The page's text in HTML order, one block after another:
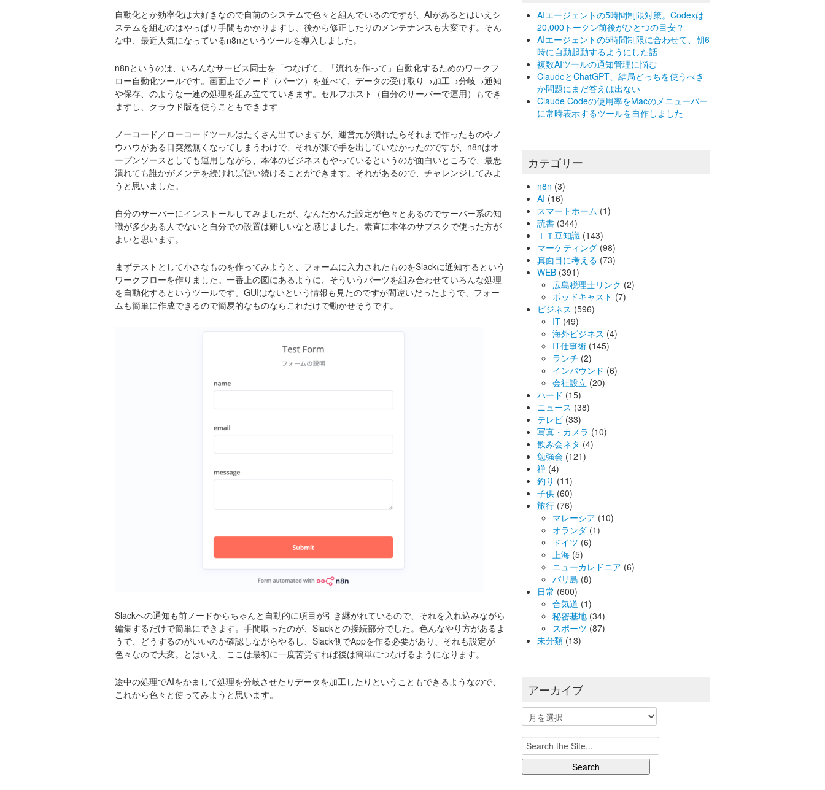
自動化とか効率化は大好きなので自前のシステムで色々と組んでいるのですが、AIがあるとはいえシ
ステムを組むのはやっぱり手間もかかりますし、後から修正したりのメンテナンスも大変です。そん
な中、最近人気になっているn8nというツールを導入しました。
n8nというのは、いろんなサービス同士を「つなげて」「流れを作って」自動化するためのワークフ
ロー自動化ツールです。画面上でノード（パーツ）を並べて、データの受け取り→加工→分岐→通知
や保存、のような一連の処理を組み立てていきます。セルフホスト（自分のサーバーで運用）もでき
ますし、クラウド版を使うこともできます
ノーコード／ローコードツールはたくさん出ていますが、運営元が潰れたらそれまで作ったものやノ
ウハウがある日突然無くなってしまうわけで、それが嫌で手を出していなかったのですが、n8nはオ
ープンソースとしても運用しながら、本体のビジネスもやっているというのが面白いところで、最悪
潰れても誰かがメンテを続ければ使い続けることができます。それがあるので、チャレンジしてみよ
うと思いました。
自分のサーバーにインストールしてみましたが、なんだかんだ設定が色々とあるのでサーバー系の知
識が多少ある人でないと自分での設置は難しいなと感じました。素直に本体のサブスクで使った方が
よいと思います。
まずテストとして小さなものを作ってみようと、フォームに入力されたものをSlackに通知するという
ワークフローを作りました。一番上の図にあるように、そういうパーツを組み合わせていろんな処理
を自動化するというツールです。GUIはないという情報も見たのですが間違いだったようで、フォー
ムも簡単に作成できるので簡易的なものならこれだけで動かせそうです。
Slackへの通知も前ノードからちゃんと自動的に項目が引き継がれているので、それを入れ込みながら
編集するだけで簡単にできます。手間取ったのが、Slackとの接続部分でした。色んなやり方があるよ
うで、どうするのがいいのか確認しながらやるし、Slack側でAppを作る必要があり、それも設定が
色々なので大変。とはいえ、ここは最初に一度苦労すれば後は簡単につなげるようになります。
途中の処理でAIをかまして処理を分岐させたりデータを加工したりということもできるようなので、
これから色々と使ってみようと思います。
AIエージェントの5時間制限対策。Codexは
20,000トークン前後がひとつの目安？
AIエージェントの5時間制限に合わせて、朝6
時に自動起動するようにした話
複数AIツールの通知管理に悩む
ClaudeとChatGPT、結局どっちを使うべき
か問題にまだ答えは出ない
Claude Codeの使用率をMacのメニューバー
に常時表示するツールを自作しました
カテゴリー
n8n (3)
AI (16)
スマートホーム (1)
読書 (344)
ＩＴ豆知識 (143)
マーケティング (98)
真面目に考える (73)
WEB (391)
広島税理士リンク (2)
ポッドキャスト (7)
ビジネス (596)
IT (49)
海外ビジネス (4)
IT仕事術 (145)
ランチ (2)
インバウンド (6)
会社設立 (20)
ハード (15)
ニュース (38)
テレビ (33)
写真・カメラ (10)
飲み会ネタ (4)
勉強会 (121)
禅 (4)
釣り (11)
子供 (60)
旅行 (76)
マレーシア (10)
オランダ (1)
ドイツ (6)
上海 (5)
ニューカレドニア (6)
バリ島 (8)
日常 (600)
合気道 (1)
秘密基地 (34)
スポーツ (87)
未分類 (13)
アーカイブ
ー
カ
イ
ブ
Search
for: